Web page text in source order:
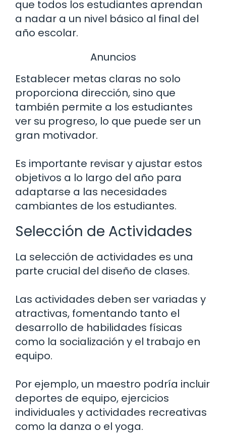
que todos los estudiantes aprendan
a nadar a un nivel básico al final del
año escolar.
Anuncios
Establecer metas claras no solo
proporciona dirección, sino que
también permite a los estudiantes
ver su progreso, lo que puede ser un
gran motivador.
Es importante revisar y ajustar estos
objetivos a lo largo del año para
adaptarse a las necesidades
cambiantes de los estudiantes.
Selección de Actividades
La selección de actividades es una
parte crucial del diseño de clases.
Las actividades deben ser variadas y
atractivas, fomentando tanto el
desarrollo de habilidades físicas
como la socialización y el trabajo en
equipo.
Por ejemplo, un maestro podría incluir
deportes de equipo, ejercicios
individuales y actividades recreativas
como la danza o el yoga.